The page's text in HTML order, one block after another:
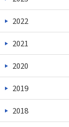
2022
2021
2020
2019
2018